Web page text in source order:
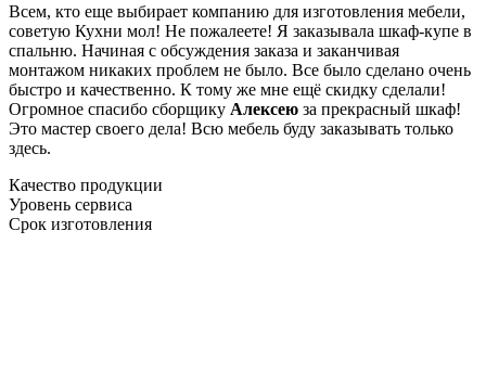
Всем, кто еще выбирает компанию для изготовления мебели,
советую Кухни мол! Не пожалеете! Я заказывала шкаф-купе в
спальню. Начиная с обсуждения заказа и заканчивая
монтажом никаких проблем не было. Все было сделано очень
быстро и качественно. К тому же мне ещё скидку сделали!
Огромное спасибо сборщику Алексею за прекрасный шкаф!
Это мастер своего дела! Всю мебель буду заказывать только
здесь.
Качество продукции
Уровень сервиса
Срок изготовления